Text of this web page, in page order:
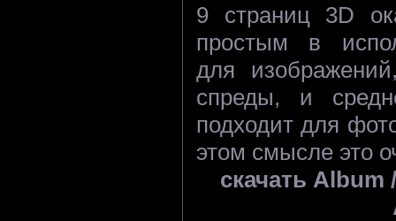
9 страниц 3D
простым в
для
спреды, и
подходит для
этом смысле это
скачать